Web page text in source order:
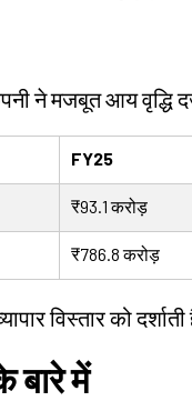
ने मजबूत आय वृद्धि
FY25
₹93.1 करोड़
₹786.8 करोड़
विस्तार को दर्शाती
बारे में